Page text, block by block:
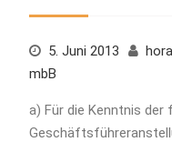
5. Juni 2013
mbB
a) Für die Kenntnis der